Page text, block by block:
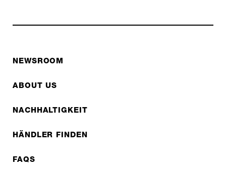
NEWSROOM
ABOUT US
NACHHALTIGKEIT
HÄNDLER FINDEN
FAQS